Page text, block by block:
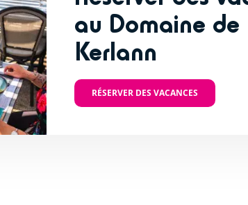
au Domaine de
Kerlann
RÉSERVER DES VACANCES